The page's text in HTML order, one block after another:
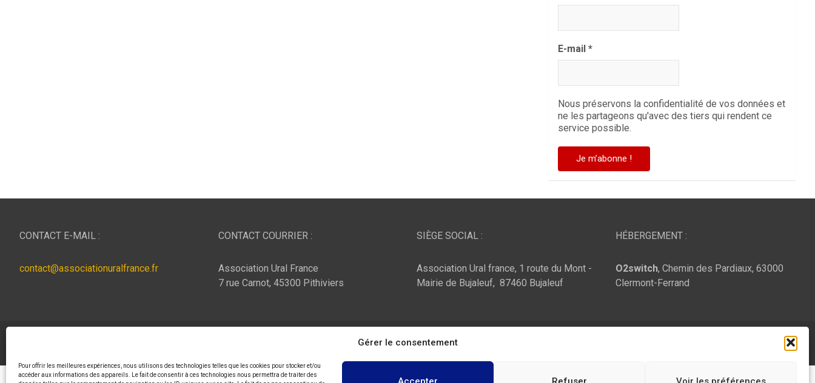
Gérer le consentement
Pour offrir les meilleures expériences, nous utilisons des technologies telles que les cookies pour stocker et/ou
accéder aux informations des appareils. Le fait de consentir à ces technologies nous permettra de traiter des
E-mail*
Nous préservons la confidentialité de vos données et
ne les partageons qu'avec des tiers qui rendent ce
service possible.
CONTACT E-MAIL :
contact@associationuralfrance.fr
CONTACT COURRIER :
Association Ural France
7 rue Carnot, 45300 Pithiviers
SIÈGE SOCIAL :
Association Ural france, 1 route du Mont -
Mairie de Bujaleuf, 87460 Bujaleuf
HÉBERGEMENT :
O2switch, Chemin des Pardiaux, 63000
Clermont-Ferrand
Fièrement propulsé par :